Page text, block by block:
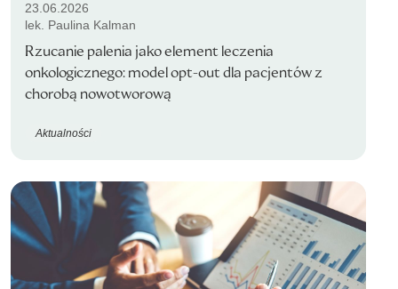
23.06.2026
lek. Paulina Kalman
Rzucanie palenia jako element leczenia
onkologicznego: model opt-out dla pacjentów z
chorobą nowotworową
Aktualności